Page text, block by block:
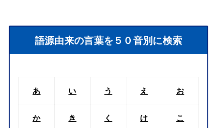
語源由来の言葉を５０音別に検索
あ い う え お
か き く け こ